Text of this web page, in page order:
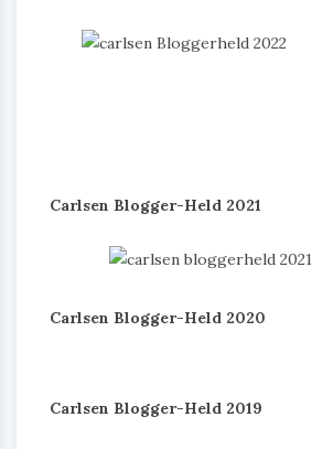
Carlsen Blogger-Held 2021
Carlsen Blogger-Held 2020
Carlsen Blogger-Held 2019